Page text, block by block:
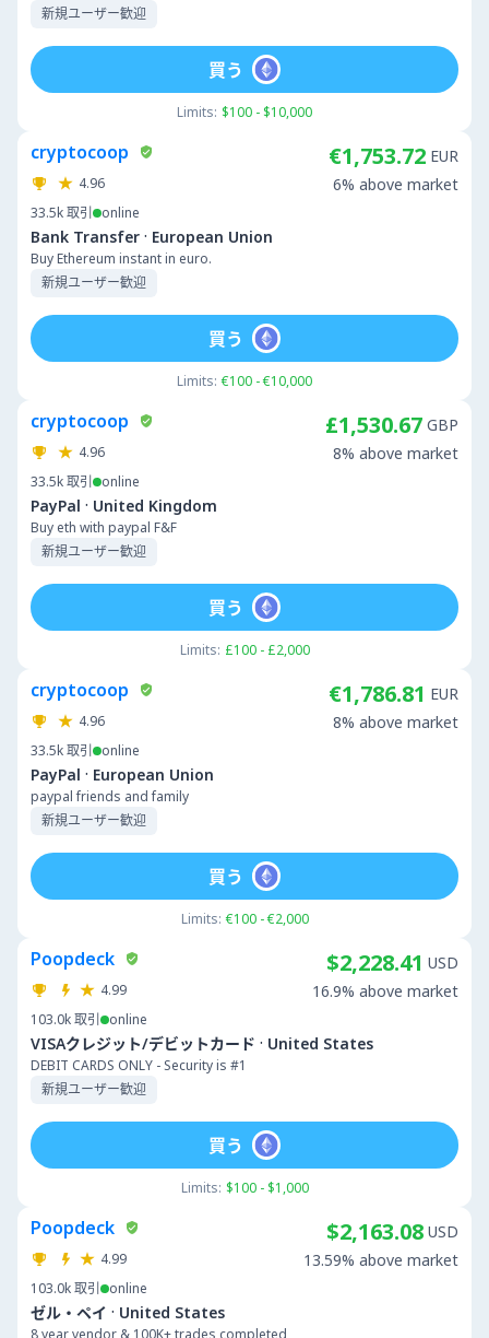
新規ユーザー歓迎
Limits: $100 - $10,000
買う
cryptocoop
4.96
33.5k取引 online
Bank Transfer · European Union
Buy Ethereum instant in euro.
新規ユーザー歓迎
€1,753.72 EUR
6% above market
Limits: €100 - €10,000
買う
cryptocoop
4.96
33.5k取引 online
PayPal · United Kingdom
Buy eth with paypal F&F
新規ユーザー歓迎
£1,530.67 GBP
8% above market
Limits: £100 - £2,000
買う
cryptocoop
4.96
33.5k取引 online
PayPal · European Union
paypal friends and family
新規ユーザー歓迎
€1,786.81 EUR
8% above market
Limits: €100 - €2,000
買う
Poopdeck
4.99
103.0k取引 online
VISAクレジット/デビットカード · United States
DEBIT CARDS ONLY - Security is #1
新規ユーザー歓迎
$2,228.41 USD
16.9% above market
Limits: $100 - $1,000
買う
Poopdeck
4.99
103.0k取引 online
ゼル・ペイ · United States
8 year vendor & 100K+ trades completed
$2,163.08 USD
13.59% above market